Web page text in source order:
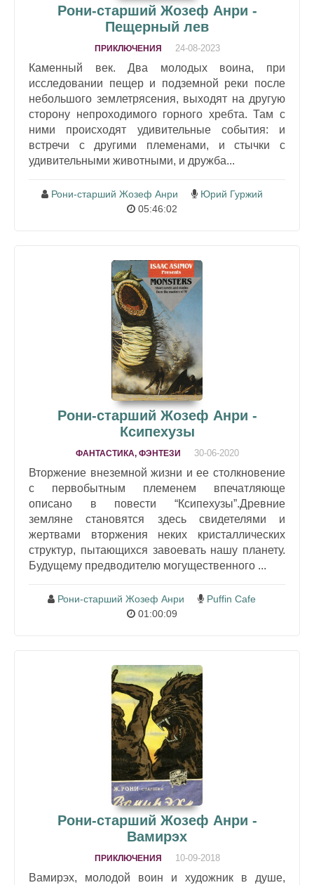
Рони-старший Жозеф Анри -
Пещерный лев
ПРИКЛЮЧЕНИЯ 24-08-2023
Каменный век. Два молодых воина, при
исследовании пещер и подземной реки после
небольшого землетрясения, выходят на другую
сторону непроходимого горного хребта. Там с
ними происходят удивительные события: и
встречи с другими племенами, и стычки с
удивительными животными, и дружба...
Рони-старший Жозеф Анри
Юрий Гуржий
05:46:02
Рони-старший Жозеф Анри -
Ксипехузы
ФАНТАСТИКА, ФЭНТЕЗИ 30-06-2020
Вторжение внеземной жизни и ее столкновение
с первобытным племенем впечатляюще
описано в повести “Ксипехузы”.Древние
земляне становятся здесь свидетелями и
жертвами вторжения неких кристаллических
структур, пытающихся завоевать нашу планету.
Будущему предводителю могущественного ...
Рони-старший Жозеф Анри
Puffin Cafe
01:00:09
Рони-старший Жозеф Анри -
Вамирэх
ПРИКЛЮЧЕНИЯ 10-09-2018
Вамирэх, молодой воин и художник в душе,